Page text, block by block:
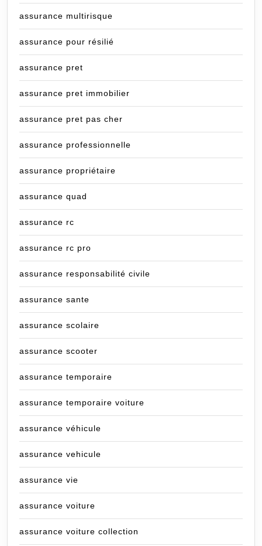
assurance multirisque
assurance pour résilié
assurance pret
assurance pret immobilier
assurance pret pas cher
assurance professionnelle
assurance propriétaire
assurance quad
assurance rc
assurance rc pro
assurance responsabilité civile
assurance sante
assurance scolaire
assurance scooter
assurance temporaire
assurance temporaire voiture
assurance véhicule
assurance vehicule
assurance vie
assurance voiture
assurance voiture collection